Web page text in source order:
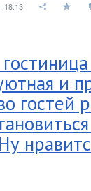
18:13
и
гостей